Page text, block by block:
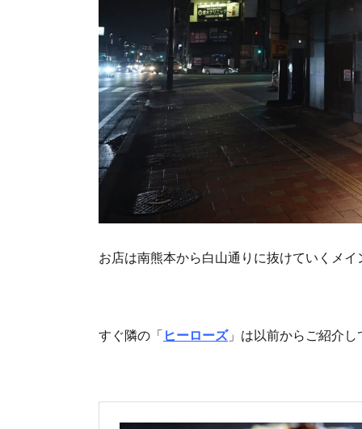
お店は南熊本から白山通りに抜けていくメ
すぐ隣の「 ヒーローズ」は以前からご紹介